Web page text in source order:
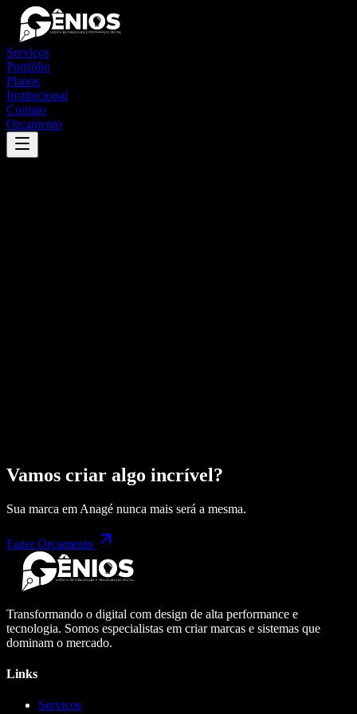
Serviços
Portfólio
Planos
Institucional
Contato
Orçamento
Vamos criar algo incrível?
Sua marca em Anagé nunca mais será a mesma.
Fazer Orçamento
Transformando o digital com design de alta performance e
tecnologia. Somos especialistas em criar marcas e sistemas que
dominam o mercado.
Links
Serviços